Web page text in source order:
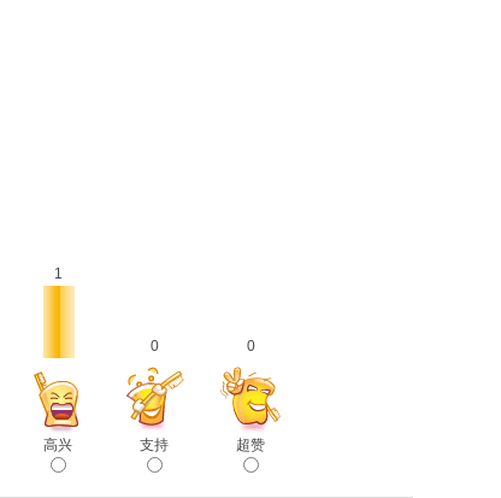
1
高兴
0
支持
0
超赞